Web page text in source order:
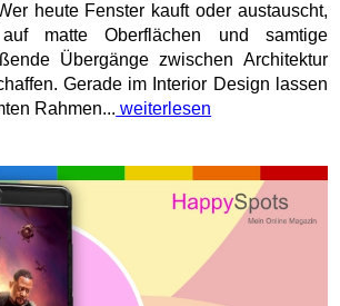
heute Fenster kauft oder austauscht,
matte Oberflächen und samtige
Übergänge zwischen Architektur
Gerade im Interior Design lassen
Rahmen... weiterlesen